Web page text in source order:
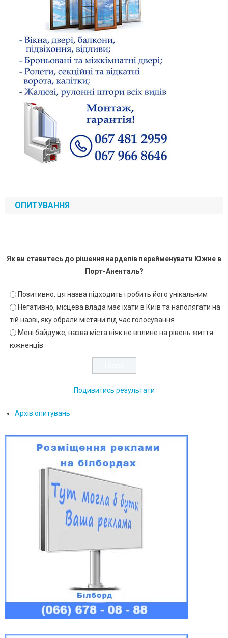
ОПИТУВАННЯ
Як ви ставитесь до рішення нардепів перейменувати Южне в
Порт-Аненталь?
Позитивно, ця назва підходить і робить його унікальним
Негативно, місцева влада має їхати в Київ та наполягати на
тій назві, яку обрали містяни під час голосування
Мені байдуже, назва міста ніяк не вплине на рівень життя
южненців
Подивитись результати
Архів опитувань